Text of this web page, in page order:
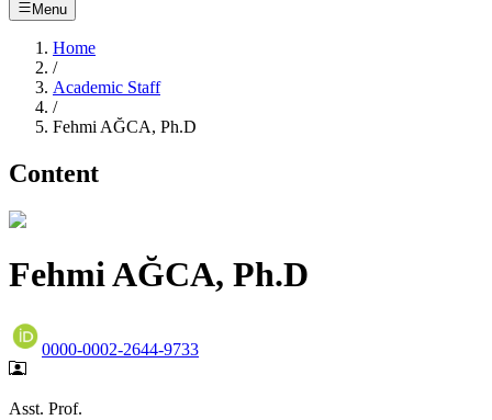
Menu
Home
/
Academic Staff
/
Fehmi AĞCA, Ph.D
Content
Fehmi AĞCA, Ph.D
0000-0002-2644-9733
Asst. Prof.